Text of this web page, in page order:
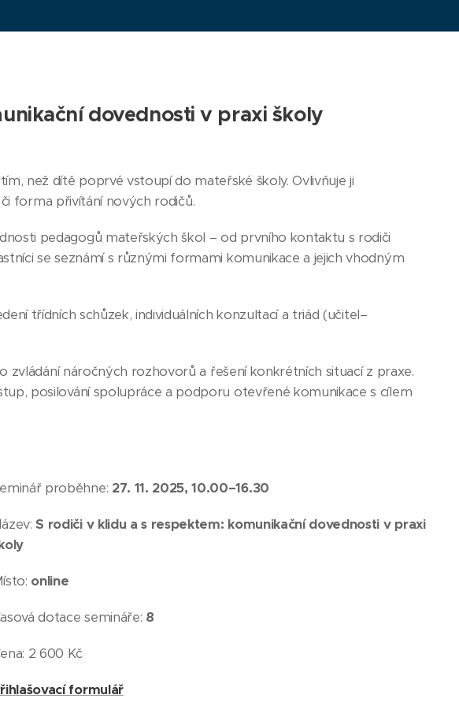
dovednosti v praxi školy
než dítě poprvé vstoupí do mateřské školy. Ovlivňuje ji
forma přivítání nových rodičů.
pedagogů mateřských škol – od prvního kontaktu s rodiči
se seznámí s různými formami komunikace a jejich vhodným
třídních schůzek, individuálních konzultací a triád (učitel–
náročných rozhovorů a řešení konkrétních situací z praxe.
posilování spolupráce a podporu otevřené komunikace s cílem
proběhne: 27. 11. 2025, 10.00–16.30
S rodiči v klidu a s respektem: komunikační dovednosti v praxi
online
dotace semináře: 8
2 600 Kč
formulář